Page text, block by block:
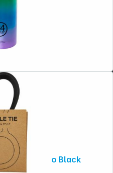
24Bottles Accessories Bottle Tie, Tuxedo Black